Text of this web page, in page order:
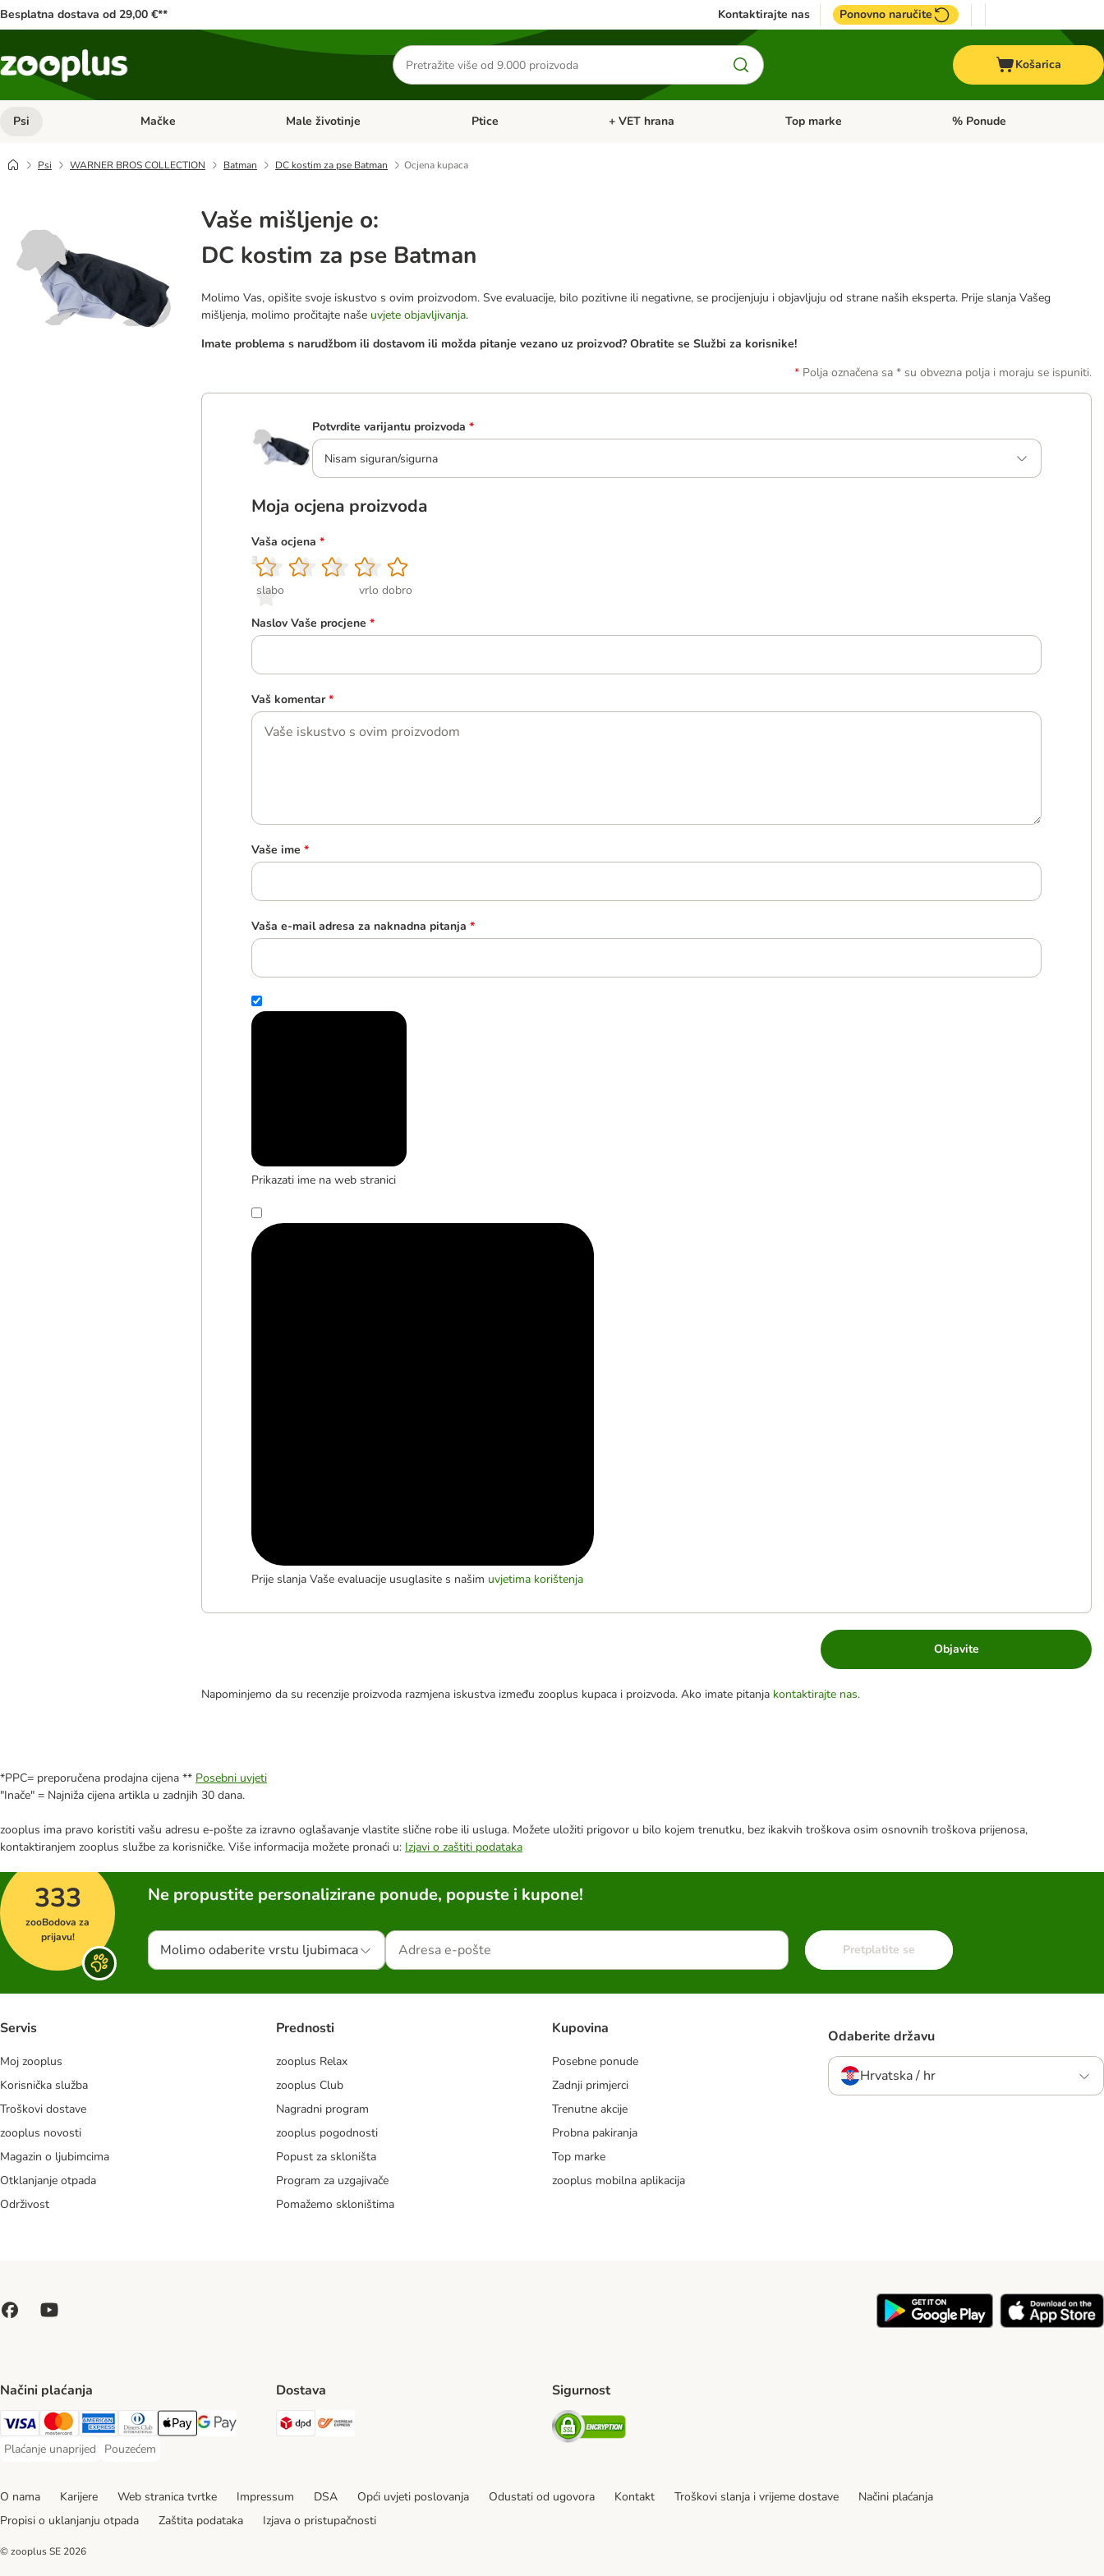
Besplatna dostava od 29,00 €** Kontaktirajte nas Ponovno naručite
Traži
proizvode
Košarica
Psi Pregled kategorija: Psi
Mačke Pregled kategorija: Mačke
Male životinje Pregled kategorija: Male životinje
Ptice Pregled kategorija: Ptice
+ VET hrana Pregled kategorija: + VET hrana
Top marke Pregled kategorija: Top marke
% Ponude
Psi WARNER BROS COLLECTION Batman DC kostim za pse Batman Ocjena kupaca
Vaše mišljenje o:
DC kostim za pse Batman
Molimo Vas, opišite svoje iskustvo s ovim proizvodom. Sve evaluacije, bilo pozitivne ili negativne, se procijenjuju i objavljuju od strane naših eksperta. Prije slanja Vašeg
mišljenja, molimo pročitajte naše uvjete objavljivanja.
Imate problema s narudžbom ili dostavom ili možda pitanje vezano uz proizvod? Obratite se Službi za korisnike!
Polja označena sa * su obvezna polja i moraju se ispuniti.
Potvrdite varijantu proizvoda *
Nisam siguran/sigurna
Moja ocjena proizvoda
Vaša ocjena *
1
slabo
2
3
4
5
vrlo dobro
Naslov Vaše procjene *
Vaš komentar *
Vaše ime *
Vaša e-mail adresa za naknadna pitanja *
Prikazati ime na web stranici
Prije slanja Vaše evaluacije usuglasite s našim uvjetima korištenja
Objavite
Napominjemo da su recenzije proizvoda razmjena iskustva između zooplus kupaca i proizvoda. Ako imate pitanja kontaktirajte nas.
*PPC= preporučena prodajna cijena ** Posebni uvjeti
"Inače" = Najniža cijena artikla u zadnjih 30 dana.
zooplus ima pravo koristiti vašu adresu e-pošte za izravno oglašavanje vlastite slične robe ili usluga. Možete uložiti prigovor u bilo kojem trenutku, bez ikakvih troškova osim osnovnih troškova prijenosa,
kontaktiranjem zooplus službe za korisničke. Više informacija možete pronaći u: Izjavi o zaštiti podataka
333
zooBodova za
prijavu!
Ne propustite personalizirane ponude, popuste i kupone!
Molimo odaberite vrstu ljubimaca Pretplatite se
Servis
Moj zooplus
Korisnička služba
Troškovi dostave
zooplus novosti
Magazin o ljubimcima
Otklanjanje otpada
Održivost
Prednosti
zooplus Relax
zooplus Club
Nagradni program
zooplus pogodnosti
Popust za skloništa
Program za uzgajivače
Pomažemo skloništima
Kupovina
Posebne ponude
Zadnji primjerci
Trenutne akcije
Probna pakiranja
Top marke
zooplus mobilna aplikacija
Odaberite državu
Hrvatska / hr
Načini plaćanja
Visa Payment Method
MasterCard Payment Method
American Express Payment Method
Diners Club Payment Method
Payment MethodGoogle pay Payment Method
Plaćanje unaprijed
Plaćanje unaprijed Payment Method
Pouzećem
Pouzećem Payment Method
Dostava
DPD Shipping Method
Sigurnost
Security
O nama Karijere Web stranica tvrtke Impressum DSA Opći uvjeti poslovanja Odustati od ugovora Kontakt Troškovi slanja i vrijeme dostave
Načini plaćanja
Propisi o uklanjanju otpada
Zaštita podataka Izjava o pristupačnosti
© zooplus SE 2026